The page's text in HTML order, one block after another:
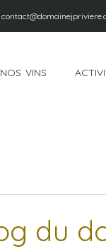
NOS VINS
du